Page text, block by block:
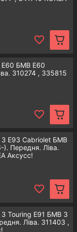
форму на
які
вам для
і
E60 БМВ Е60
310274 , 335815
3 E93 Cabriolet БМВ
). Передня. Ліва.
Аксусс!
3 Touring E91 БМВ 3
Ліва. 311403 ,